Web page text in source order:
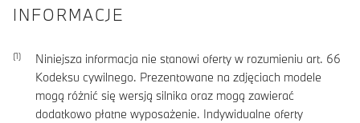
INFORMACJE
Niniejsza informacja nie stanowi oferty w rozumieniu art. 66
Kodeksu cywilnego. Prezentowane na zdjęciach modele
mogą różnić się wersją silnika oraz mogą zawierać
dodatkowo płatne wyposażenie. Indywidualne oferty